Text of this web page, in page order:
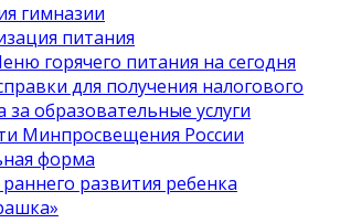
гимназии
питания
горячего питания на сегодня
для получения налогового
за образовательные услуги
Минпросвещения России
форма
развития ребенка